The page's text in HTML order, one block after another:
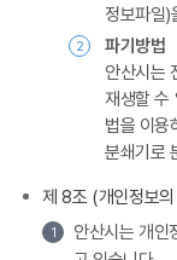
정보파일)
2
파기방법
안산시는
재생할
법을 이용
분쇄기로
제 8조 (개인정보
1
안산시는 개인